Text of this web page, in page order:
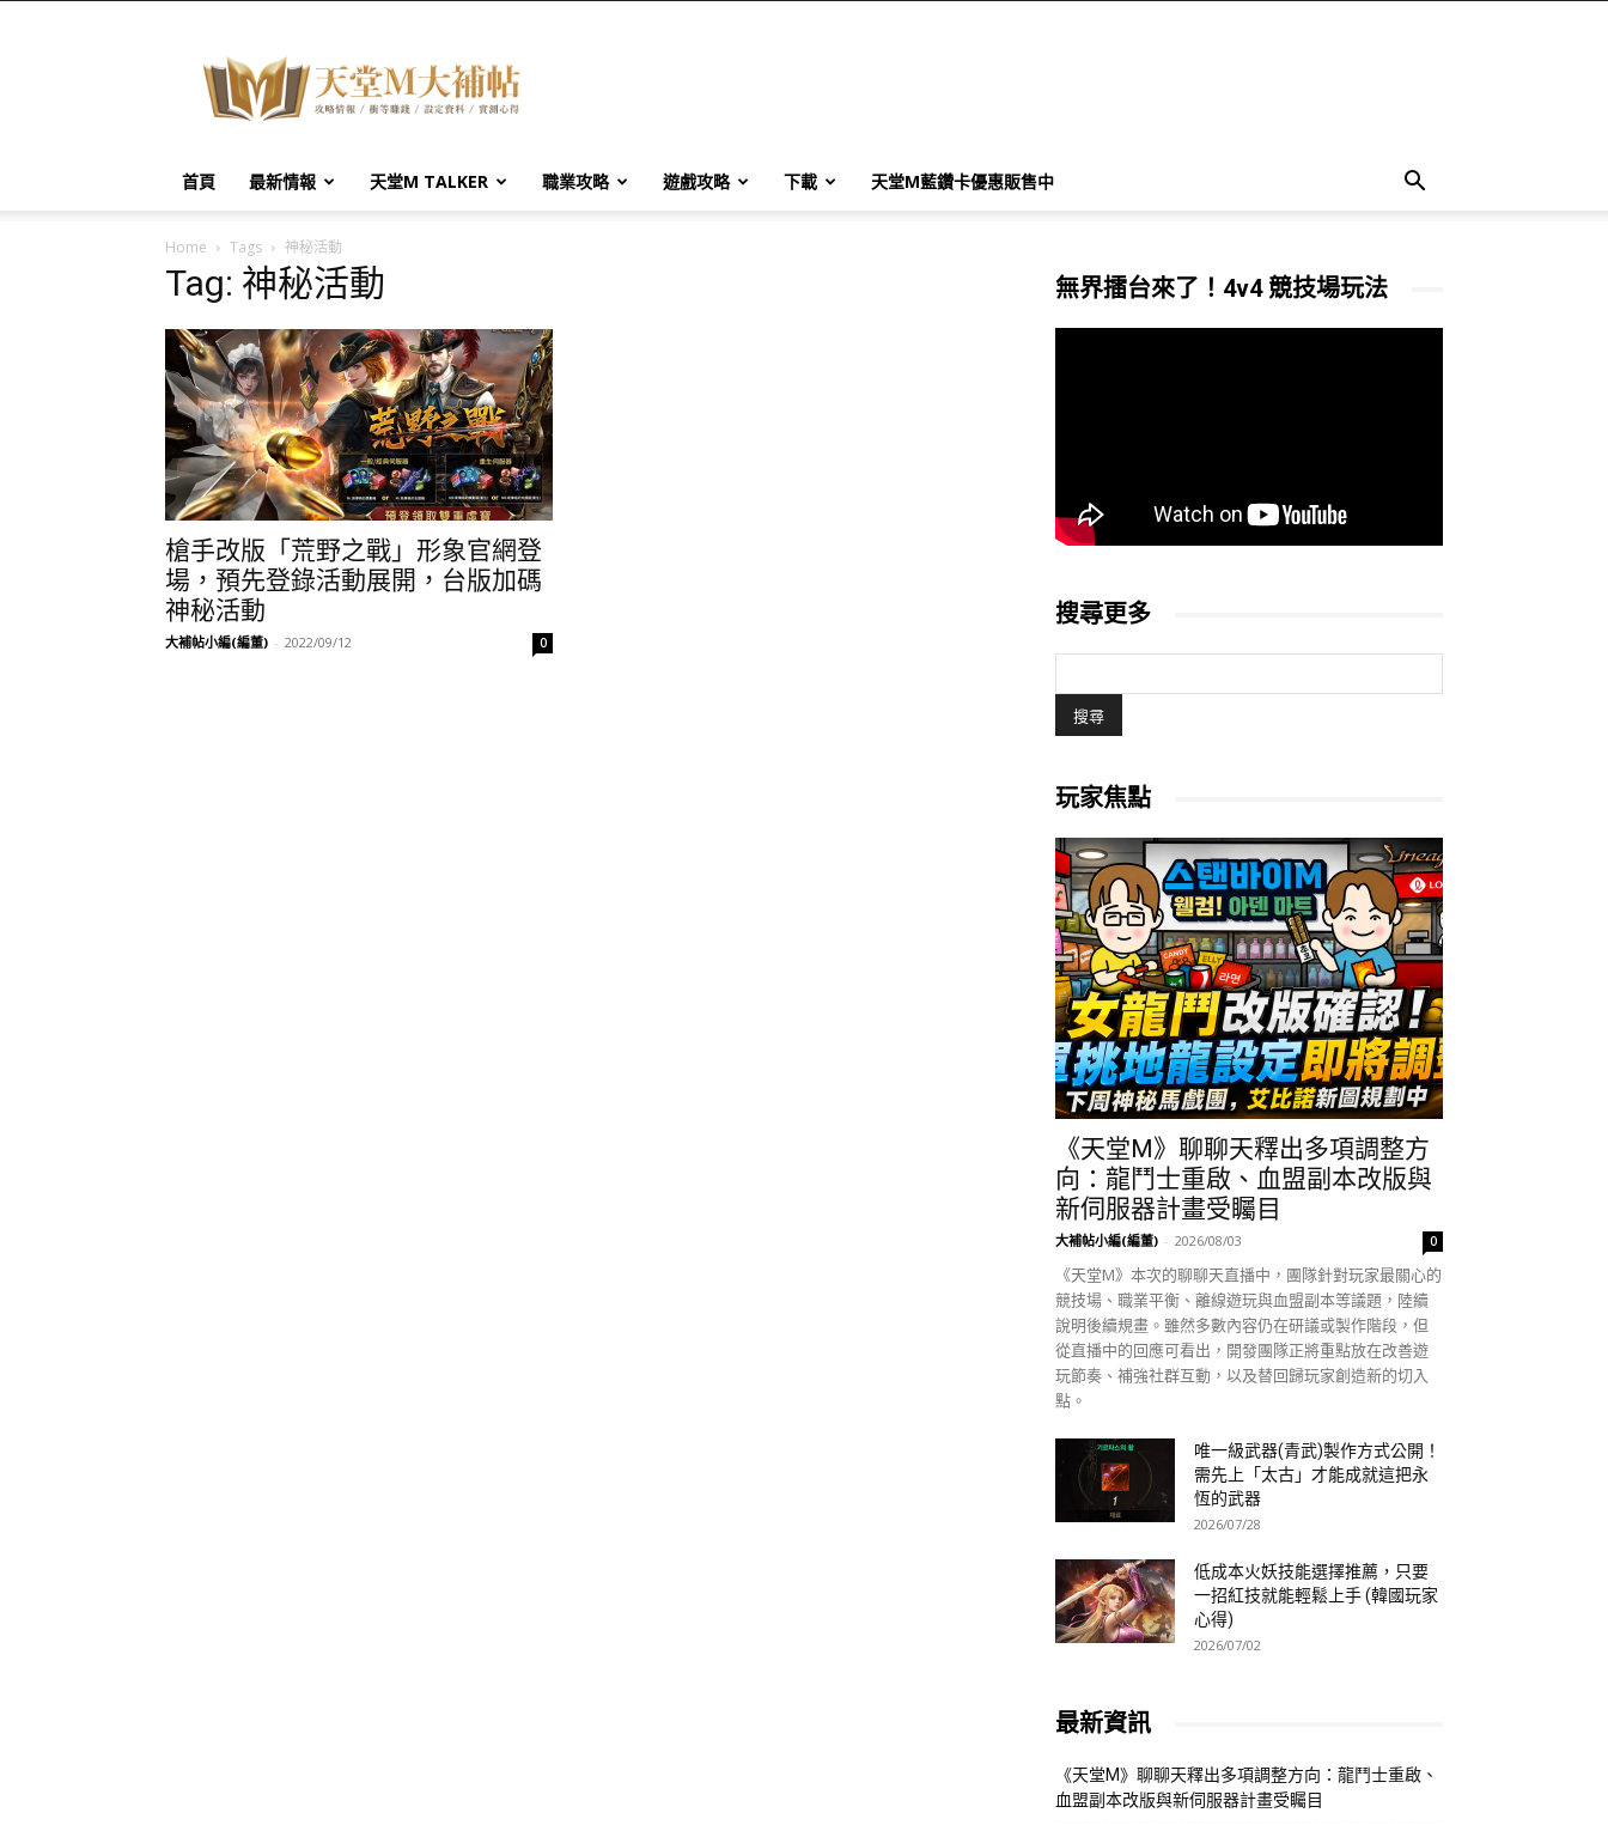
堂
M
大
帖
首頁 最新情報 天堂M TALKER 職業攻略 遊戲攻略 下載 天堂M藍鑽卡優惠販售中
Home Tags 神秘活動
Tag: 神秘活動
槍手改版「荒野之戰」形象官網登
場，預先登錄活動展開，台版加碼
神秘活動
大補帖小編(編董) - 2022/09/12 0
無界擂台來了！4v4 競技場玩法
搜尋更多
玩家焦點
《天堂M》聊聊天釋出多項調整方
向：龍鬥士重啟、血盟副本改版與
新伺服器計畫受矚目
大補帖小編(編董) - 2026/08/03 0
《天堂M》本次的聊聊天直播中，團隊針對玩家最關心的
競技場、職業平衡、離線遊玩與血盟副本等議題，陸續
說明後續規畫。雖然多數內容仍在研議或製作階段，但
從直播中的回應可看出，開發團隊正將重點放在改善遊
玩節奏、補強社群互動，以及替回歸玩家創造新的切入
點。
唯一級武器(青武)製作方式公開！
需先上「太古」才能成就這把永
恆的武器
2026/07/28
低成本火妖技能選擇推薦，只要
一招紅技就能輕鬆上手 (韓國玩家
心得)
2026/07/02
最新資訊
《天堂M》聊聊天釋出多項調整方向：龍鬥士重啟、
血盟副本改版與新伺服器計畫受矚目